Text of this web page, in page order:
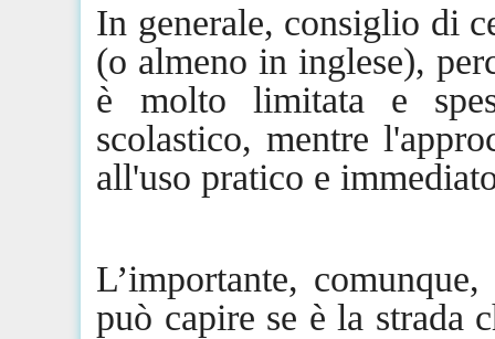
In generale, consiglio di
(o almeno in inglese),
è molto limitata e
scolastico, mentre
all'uso pratico e
L’importante,
può capire se è la strada